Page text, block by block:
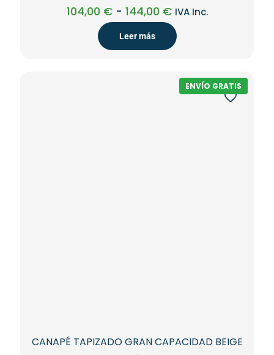
104,00 € - 144,00 €Rango
de
precios:
desde
144,00 €
IVA Inc.
Leer más
ENVÍO GRATIS
CANAPÉ TAPIZADO GRAN CAPACIDAD BEIGE